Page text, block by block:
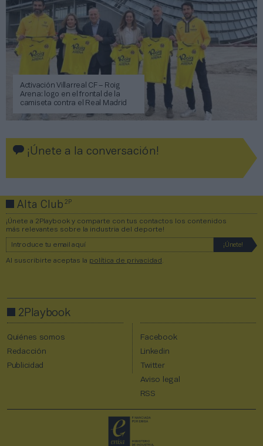
Activación Villarreal CF – Roig
Arena: logo en el frontal de la
camiseta contra el Real Madrid
¡Únete a la conversación!
Alta Club2P
¡Únete a 2Playbook y comparte con tus contactos los contenidos
más relevantes sobre la industria del deporte!
Al suscribirte aceptas la política de privacidad
2Playbook
Quiénes somos
Redacción
Publicidad
Facebook
Linkedin
Twitter
Aviso legal
RSS